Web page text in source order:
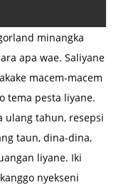
minangka
apa wae. Saliyane
macem-macem
tema pesta liyane.
ulang tahun, resepsi
taun, dina-dina,
liyane. Iki
nyekseni